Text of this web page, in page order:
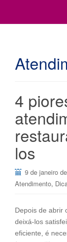
4
los
9 de janeiro
Atendimento,
Depois de abrir
deixá-los
eficiente, é